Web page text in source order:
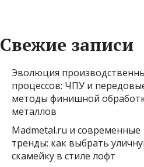
Свежие записи
Эволюция
процессов: ЧПУ и
методы финишной
металлов
Madmetal.ru и современные
тренды: как выбрать
скамейку в стиле лофт